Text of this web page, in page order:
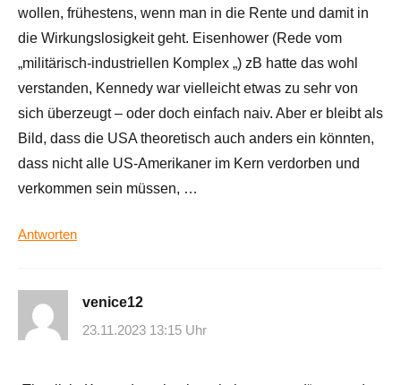
wollen, frühestens, wenn man in die Rente und damit in
die Wirkungslosigkeit geht. Eisenhower (Rede vom
„militärisch-industriellen Komplex „) zB hatte das wohl
verstanden, Kennedy war vielleicht etwas zu sehr von
sich überzeugt – oder doch einfach naiv. Aber er bleibt als
Bild, dass die USA theoretisch auch anders ein könnten,
dass nicht alle US-Amerikaner im Kern verdorben und
verkommen sein müssen, …
Antworten
venice12
23.11.2023 13:15 Uhr